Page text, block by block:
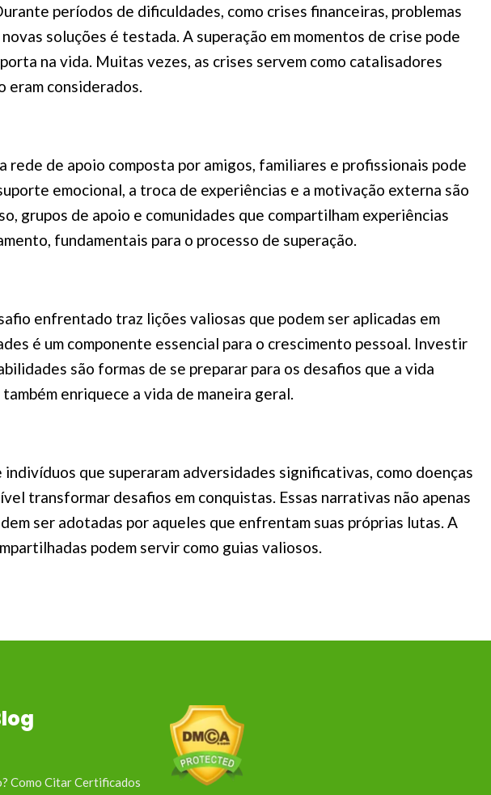
períodos de dificuldades, como crises financeiras, problemas
soluções é testada. A superação em momentos de crise pode
na vida. Muitas vezes, as crises servem como catalisadores
eram considerados.
de apoio composta por amigos, familiares e profissionais pode
emocional, a troca de experiências e a motivação externa são
grupos de apoio e comunidades que compartilham experiências
fundamentais para o processo de superação.
enfrentado traz lições valiosas que podem ser aplicadas em
é um componente essencial para o crescimento pessoal. Investir
são formas de se preparar para os desafios que a vida
enriquece a vida de maneira geral.
que superaram adversidades significativas, como doenças
transformar desafios em conquistas. Essas narrativas não apenas
ser adotadas por aqueles que enfrentam suas próprias lutas. A
podem servir como guias valiosos.
Como Citar Certificados